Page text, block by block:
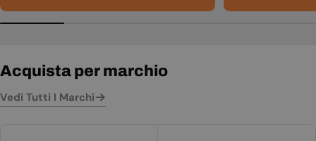
Acquista per marchio
Vedi Tutti I Marchi